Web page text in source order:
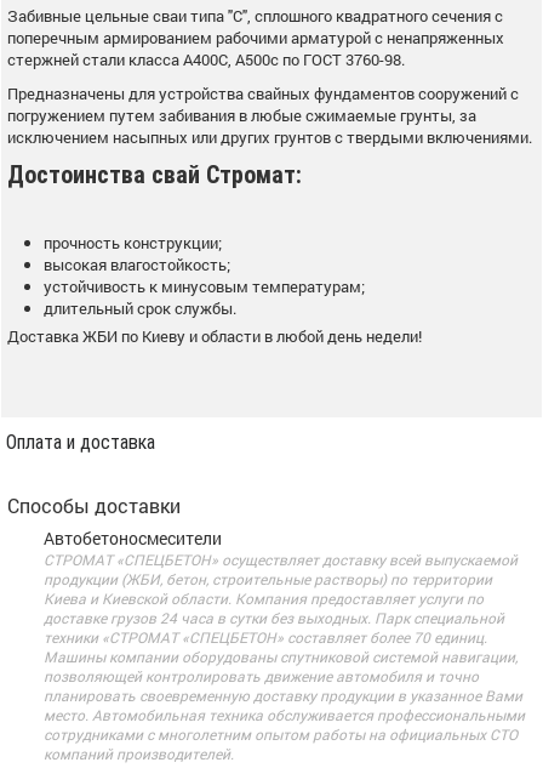
Забивные цельные сваи типа "С", сплошного квадратного сечения с
поперечным армированием рабочими арматурой с ненапряженных
стержней стали класса А400С, А500с по ГОСТ 3760-98.
Предназначены для устройства свайных фундаментов сооружений с
погружением путем забивания в любые сжимаемые грунты, за
исключением насыпных или других грунтов с твердыми включениями.
Достоинства свай Стромат:
прочность конструкции;
высокая влагостойкость;
устойчивость к минусовым температурам;
длительный срок службы.
Доставка ЖБИ по Киеву и области в любой день недели!
Оплата и доставка
Способы доставки
Автобетоносмесители
СТРОМАТ «СПЕЦБЕТОН» осуществляет доставку всей выпускаемой
продукции (ЖБИ, бетон, строительные растворы) по территории
Киева и Киевской области. Компания предоставляет услуги по
доставке грузов 24 часа в сутки без выходных. Парк специальной
техники «СТРОМАТ «СПЕЦБЕТОН» составляет более 70 единиц.
Машины компании оборудованы спутниковой системой навигации,
позволяющей контролировать движение автомобиля и точно
планировать своевременную доставку продукции в указанное Вами
место. Автомобильная техника обслуживается профессиональными
сотрудниками с многолетним опытом работы на официальных СТО
компаний производителей.